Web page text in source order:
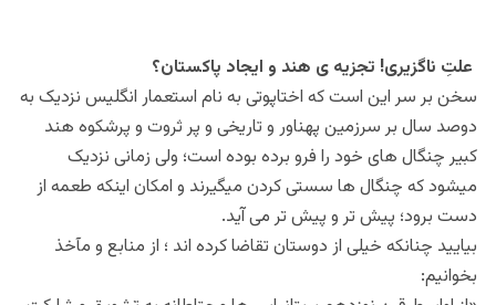
علتِ ناگزیری! تجزیه ی هند و ایجاد پاکستان؟
سخن بر سر این است که اختاپوتی به نام استعمار انگلیس نزدیک به
دوصد سال بر سرزمین پهناور و تاریخی و پر ثروت و پرشکوه هند
کبیر چنگال های خود را فرو برده بوده است؛ ولی زمانی نزدیک
میشود که چنگال ها سستی کردن میگیرند و امکان اینکه طعمه از
دست برود؛ پیش تر و پیش تر می آید.
بیایید چنانکه خیلی از دوستان تقاضا کرده اند ؛ از منابع و مآخذ
بخوانیم: